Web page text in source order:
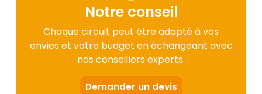
Notre conseil
Chaque circuit peut être adapté à vos
envies et votre budget en échangeant avec
nos conseillers experts.
Demander un devis